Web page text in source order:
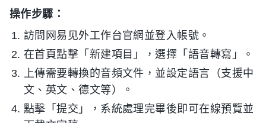
操作步驟：
訪問网易见外工作台官網並登入帳號。
在首頁點擊「新建項目」，選擇「語音轉寫」。
上傳需要轉換的音頻文件，並設定語言（支援中
文、英文、德文等）。
點擊「提交」，系統處理完畢後即可在線預覽並